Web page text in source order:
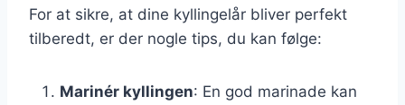
For at sikre, at dine kyllingelår bliver perfekt
tilberedt, er der nogle tips, du kan følge:
Marinér kyllingen: En god marinade kan